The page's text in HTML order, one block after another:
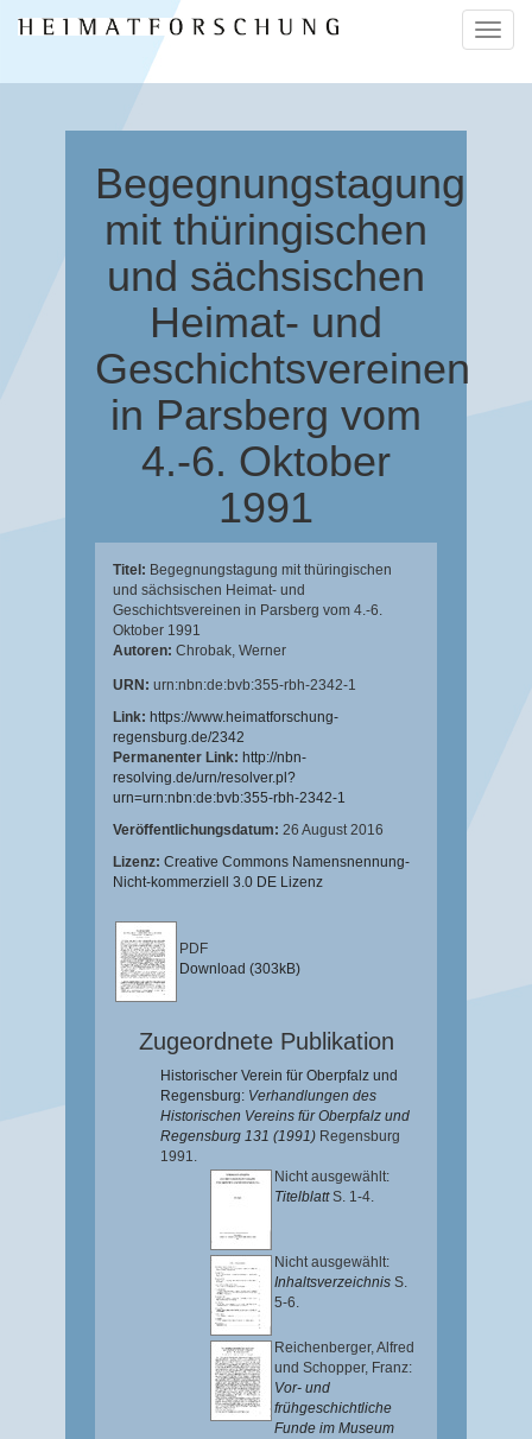
ein-/
Begegnungstagung
mit thüringischen
und sächsischen
Heimat- und
Geschichtsvereinen
in Parsberg vom
4.-6. Oktober
1991
Titel: Begegnungstagung mit thüringischen
und sächsischen Heimat- und
Geschichtsvereinen in Parsberg vom 4.-6.
Oktober 1991
Autoren: Chrobak, Werner
URN: urn:nbn:de:bvb:355-rbh-2342-1
Link: https://www.heimatforschung-
regensburg.de/2342
Permanenter Link: http://nbn-
resolving.de/urn/resolver.pl?
urn=urn:nbn:de:bvb:355-rbh-2342-1
Veröffentlichungsdatum: 26 August 2016
Lizenz: Creative Commons Namensnennung-
Nicht-kommerziell 3.0 DE Lizenz
PDF
Download (303kB)
Zugeordnete Publikation
Historischer Verein für Oberpfalz und
Regensburg: Verhandlungen des
Historischen Vereins für Oberpfalz und
Regensburg 131 (1991) Regensburg
1991.
Nicht ausgewählt:
TitelblattS. 1-4.
Nicht ausgewählt:
Inhaltsverzeichnis S.
5-6.
Reichenberger, Alfred
und Schopper, Franz:
Vor- und
frühgeschichtliche
Funde im Museum